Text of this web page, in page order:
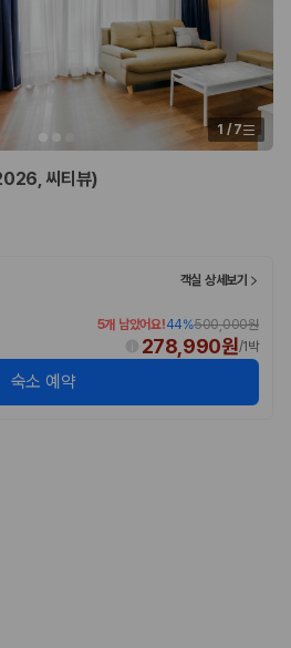
1 / 7
씨티뷰)
객실 상세보기
5개 남았어요!44%500,000원
278,990원/1박
숙소 예약